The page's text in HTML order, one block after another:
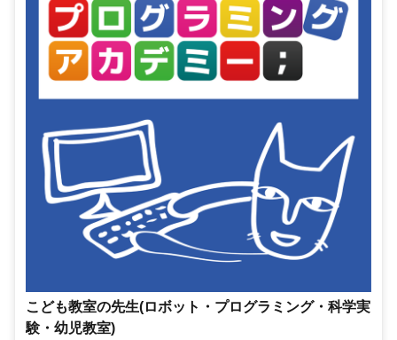
こども教室の先生(ロボット・プログラミング・科学実
験・幼児教室)